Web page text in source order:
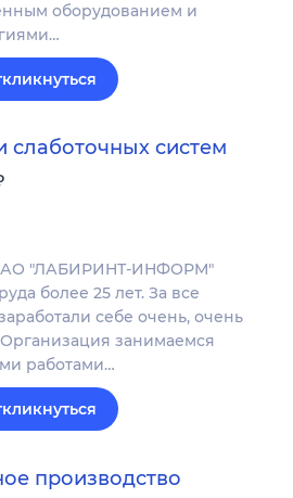
оборудованием и
слаботочных систем
"ЛАБИРИНТ-ИНФОРМ"
более 25 лет. За все
себе очень, очень
занимаемся
работами…
производство